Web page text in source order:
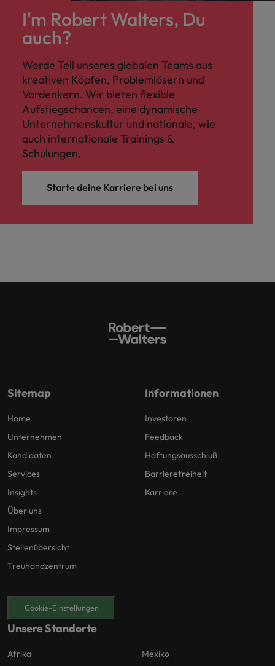
I'm Robert Walters, Du
auch?
Werde Teil unseres globalen Teams aus
kreativen Köpfen, Problemlösern und
Vordenkern. Wir bieten flexible
Aufstiegschancen, eine dynamische
Unternehmenskultur und nationale, wie
auch internationale Trainings &
Schulungen.
Starte deine Karriere bei uns
Sitemap
Home
Unternehmen
Kandidaten
Services
Insights
Über uns
Impressum
Stellenübersicht
Treuhandzentrum
Informationen
Investoren
Feedback
Haftungsausschluß
Barrierefreiheit
Karriere
Cookie-Einstellungen
Unsere Standorte
Afrika
Mexiko